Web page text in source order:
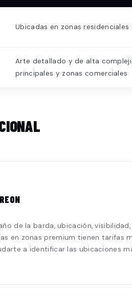
Ubicadas en zonas
Arte detallado y de alta
principales y zonas comerciales
de la barda, ubicación,
en zonas premium tienen tarifas
a identificar las ubicaciones